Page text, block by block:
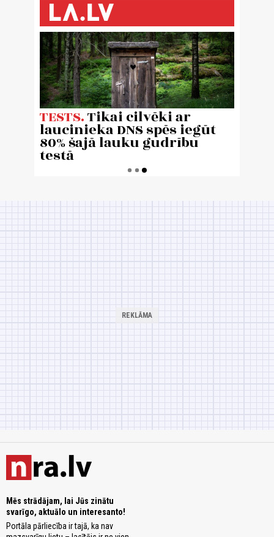
Mēs strādājam, lai Jūs zinātu
svarīgo, aktuālo un interesanto!
Portāla pārliecība ir tajā, ka nav